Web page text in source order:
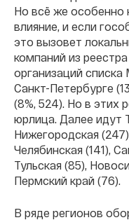
Но всё же особенно
влияние, и если
это вызовет
компаний из
организаций списка
Санкт-Петербурге
(8%, 524). Но в этих
юрлица. Далее идут
Нижегородская
Челябинская (141),
Тульская (85),
Пермский край (76).
В ряде регионов